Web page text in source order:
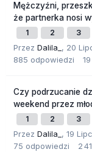
Mężczyźni,
że partnerka nosi
1 2 3
Przez Dalila_ , 20
885 odpowiedzi
Czy podrzucanie
weekend przez
1 2 3
Przez Dalila_ , 19
75 odpowiedzi 2